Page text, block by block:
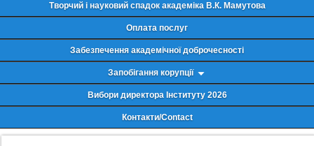
Творчий і науковий спадок академіка В.К. Мамутова
Оплата послуг
Забезпечення академічної доброчесності
Запобігання корупції
Вибори директора Інституту 2026
Контакти/Contact